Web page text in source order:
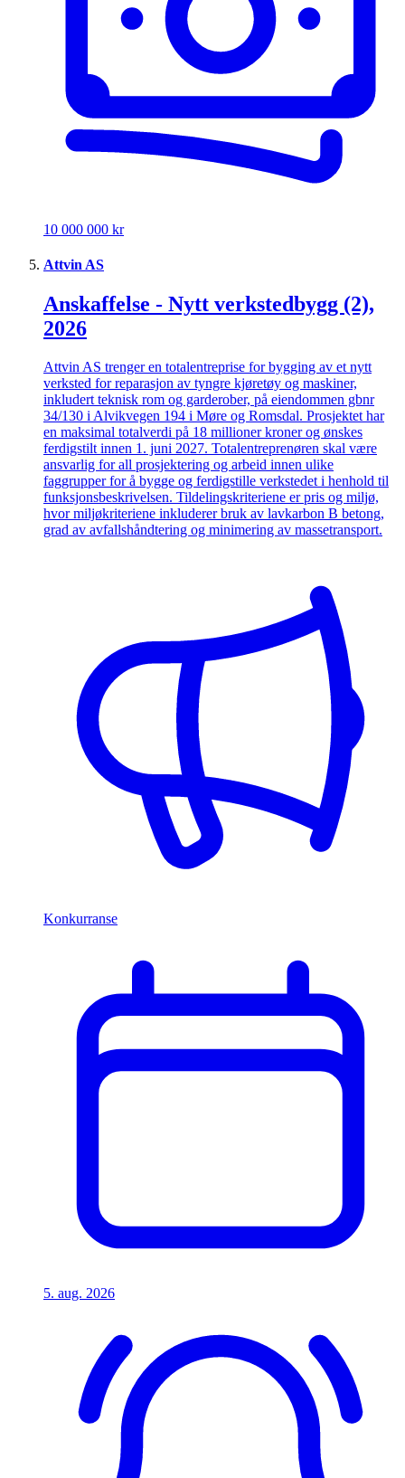
10 000 000 kr
Attvin AS
Anskaffelse - Nytt verkstedbygg (2),
2026
Attvin AS trenger en totalentreprise for bygging av et nytt
verksted for reparasjon av tyngre kjøretøy og maskiner,
inkludert teknisk rom og garderober, på eiendommen gbnr
34/130 i Alvikvegen 194 i Møre og Romsdal. Prosjektet har
en maksimal totalverdi på 18 millioner kroner og ønskes
ferdigstilt innen 1. juni 2027. Totalentreprenøren skal være
ansvarlig for all prosjektering og arbeid innen ulike
faggrupper for å bygge og ferdigstille verkstedet i henhold til
funksjonsbeskrivelsen. Tildelingskriteriene er pris og miljø,
hvor miljøkriteriene inkluderer bruk av lavkarbon B betong,
grad av avfallshåndtering og minimering av massetransport.
Konkurranse
5. aug. 2026